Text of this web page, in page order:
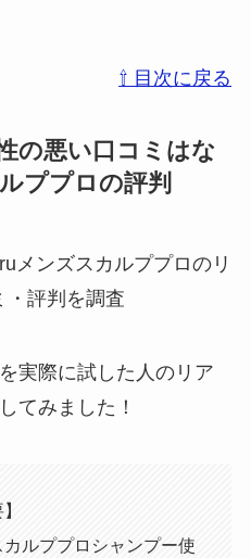
⇧ 目次に戻る
の悪い口コミはな
ププロの評判
を実際に試した人のリア
てみました！
ルププロシャンプー使